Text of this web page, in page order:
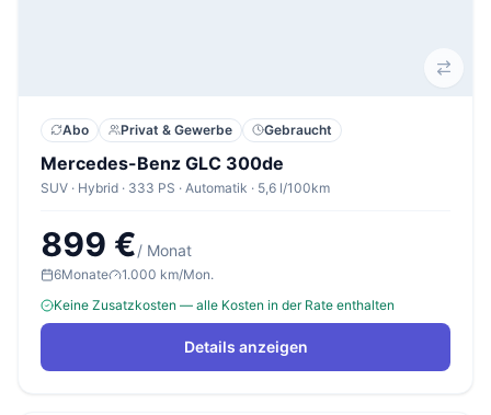
Abo Privat & Gewerbe Gebraucht
Mercedes-Benz GLC 300de
SUV · Hybrid · 333 PS · Automatik · 5,6 l/100km
899 €/ Monat
6Monate
1.000 km/Mon.
Keine Zusatzkosten — alle Kosten in der Rate enthalten
Details anzeigen